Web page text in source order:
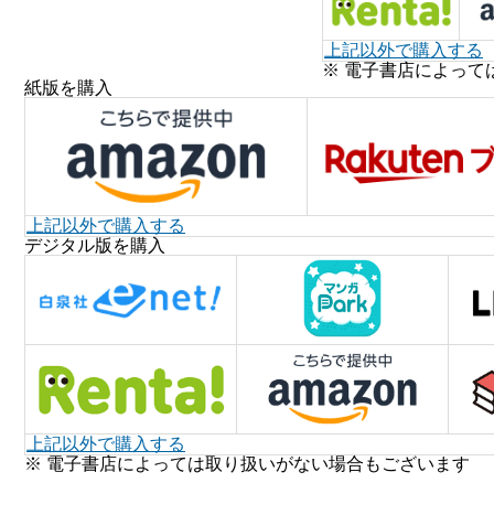
上記以外で購入する
※ 電子書店によって
紙版を購入
上記以外で購入する
デジタル版を購入
上記以外で購入する
※ 電子書店によっては取り扱いがない場合もございます